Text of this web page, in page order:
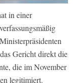
in einer
Gericht direkt die
die im November
legitimiert.